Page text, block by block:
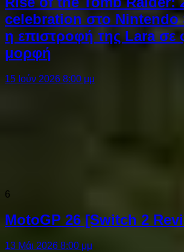
celebration στο Nintendo
η επιστροφή της Lara σε
μορφή
15 Ιούν 2026 8:00 μμ
6
MotoGP 26 [Switch 2
13 Μάι 2026 8:00 μμ